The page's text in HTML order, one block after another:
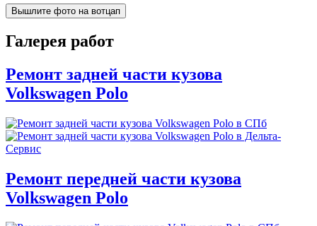
Вышлите фото на вотцап
Галерея работ
Ремонт задней части кузова
Volkswagen Polo
Ремонт передней части кузова
Volkswagen Polo